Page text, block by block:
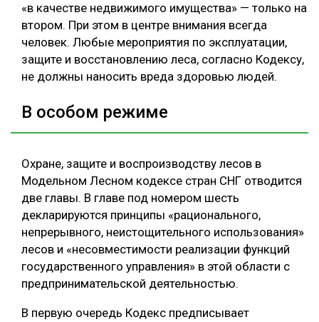
«в качестве недвижимого имущества» — только на
втором. При этом в центре внимания всегда
человек. Любые мероприятия по эксплуатации,
защите и восстановлению леса, согласно Кодексу,
не должны наносить вреда здоровью людей.
В особом режиме
Охране, защите и воспроизводству лесов в
Модельном Лесном кодексе стран СНГ отводится
две главы. В главе под номером шесть
декларируются принципы «рационального,
непрерывного, неистощительного использования»
лесов и «несовместимости реализации функций
государственного управления» в этой области с
предпринимательской деятельностью.
В первую очередь Кодекс предписывает